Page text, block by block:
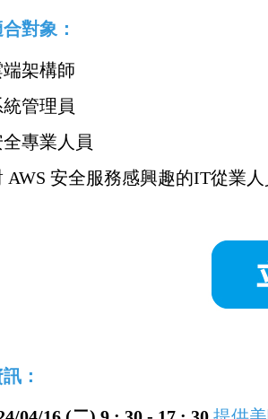
對象：
端架構師
統管理員
專業人員
AWS 安全服務感興趣的IT從業
：